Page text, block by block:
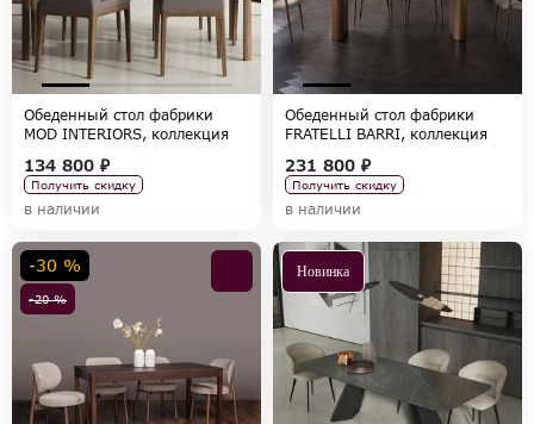
Обеденный стол фабрики
MOD INTERIORS, коллекция
134 800 ₽
Получить скидку
в наличии
Обеденный стол фабрики
FRATELLI BARRI, коллекция
231 800 ₽
Получить скидку
в наличии
-20 %
-30 % Новинка